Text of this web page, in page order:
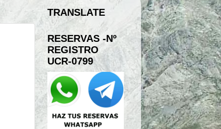
TRANSLATE
RESERVAS -Nº
REGISTRO
UCR-0799